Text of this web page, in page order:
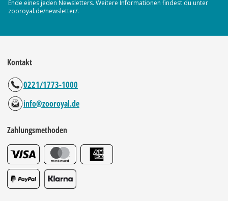
Ende eines jeden Newsletters. Weitere Informationen findest du unter
zooroyal.de/newsletter/.
Kontakt
0221/1773-1000
info@zooroyal.de
Zahlungsmethoden